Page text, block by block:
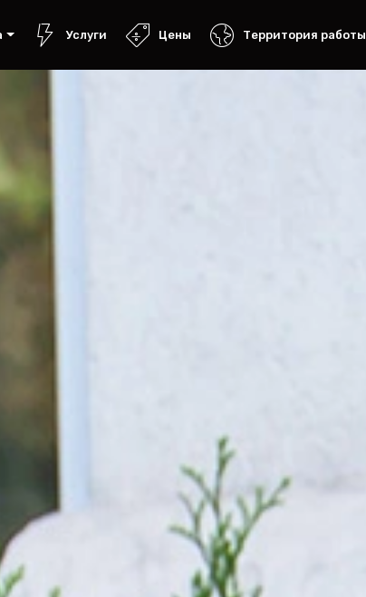
Услуги Цены Территория работы